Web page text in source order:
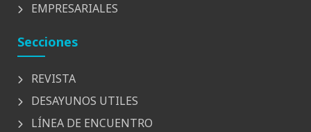
EMPRESARIALES
Secciones
REVISTA
DESAYUNOS UTILES
LÍNEA DE ENCUENTRO